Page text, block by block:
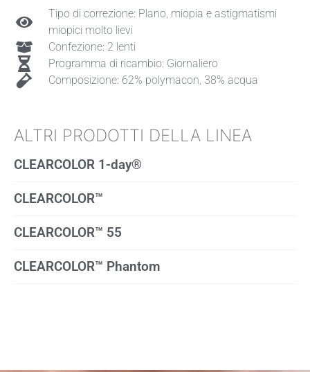
Tipo di correzione: Plano, miopia e astigmatismi
miopici molto lievi
Confezione: 2 lenti
Programma di ricambio: Giornaliero
Composizione: 62% polymacon, 38% acqua
ALTRI PRODOTTI DELLA LINEA
CLEARCOLOR 1-day®
CLEARCOLOR™
CLEARCOLOR™ 55
CLEARCOLOR™ Phantom